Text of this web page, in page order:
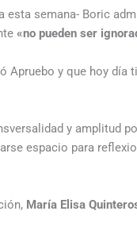
esta semana- Boric
«no pueden ser
Apruebo y que hoy
y amplitud
espacio para
María Elisa